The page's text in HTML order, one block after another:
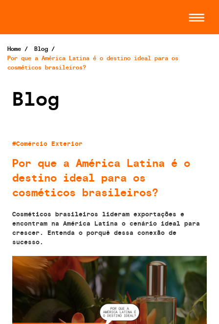
Home / Blog /
Por que a América Latina é o destino ideal para os
cosméticos brasileiros?
Blog
#Comércio Exterior
Por que a América Latina é o
destino ideal para os
cosméticos brasileiros?
Cosméticos brasileiros lideram exportações e
encontram na América Latina o cenário ideal para
crescer. Entenda o porquê dessa conexão de
sucesso.